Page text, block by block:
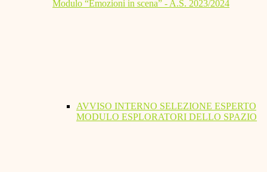
Modulo “Emozioni in scena” - A.S. 2023/2024
AVVISO INTERNO SELEZIONE ESPERTO
MODULO ESPLORATORI DELLO SPAZIO